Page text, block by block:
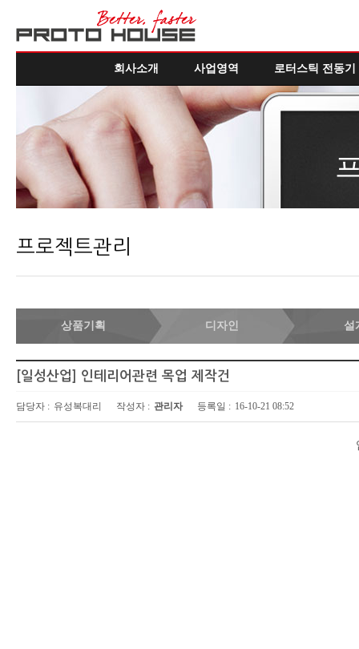
회사소개 사업영역 로터스틱 전동기
프로젝트관리
상품기획 디자인 설
[일성산업] 인테리어관련 목업 제작건
담당자 : 유성복대리 작성자 : 관리자 등록일 : 16-10-21 08:52